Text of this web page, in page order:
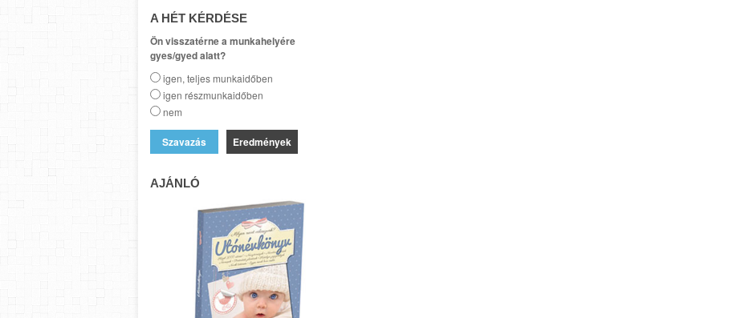
A HÉT KÉRDÉSE
Ön visszatérne a munkahelyére
gyes/gyed alatt?
igen, teljes munkaidőben
igen részmunkaidőben
nem
Eredmények
AJÁNLÓ